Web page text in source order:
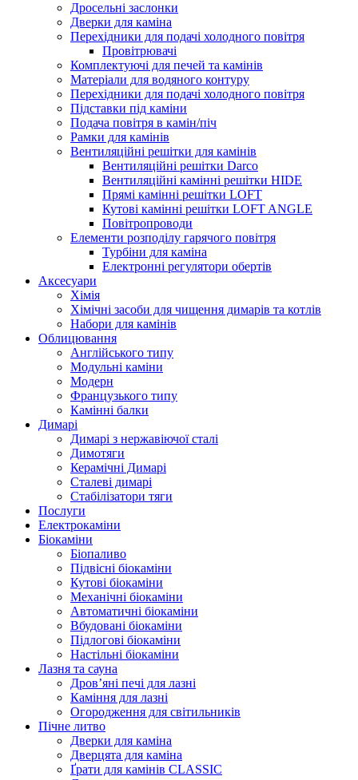
Дросельні заслонки
Дверки для каміна
Перехідники для подачі холодного повітря
Провітрювачі
Комплектуючі для печей та камінів
Матеріали для водяного контуру
Перехідники для подачі холодного повітря
Підставки під каміни
Подача повітря в камін/піч
Рамки для камінів
Вентиляційні решітки для камінів
Вентиляційні решітки Darco
Вентиляційні камінні решітки HIDE
Прямі камінні решітки LOFT
Кутові камінні решітки LOFT ANGLE
Повітропроводи
Елементи розподілу гарячого повітря
Турбіни для каміна
Електронні регулятори обертів
Аксесуари
Хімія
Хімічні засоби для чищення димарів та котлів
Набори для камінів
Облицювання
Англійського типу
Модульні каміни
Модерн
Французького типу
Камінні балки
Димарі
Димарі з нержавіючої сталі
Димотяги
Керамічні Димарі
Сталеві димарі
Стабілізатори тяги
Послуги
Електрокаміни
Біокаміни
Біопаливо
Підвісні біокаміни
Кутові біокаміни
Механічні біокаміни
Автоматичні біокаміни
Вбудовані біокаміни
Підлогові біокаміни
Настільні біокаміни
Лазня та сауна
Дров’яні печі для лазні
Каміння для лазні
Огородження для світильників
Пічне литво
Дверки для каміна
Дверцята для каміна
Ґрати для камінів CLASSIC